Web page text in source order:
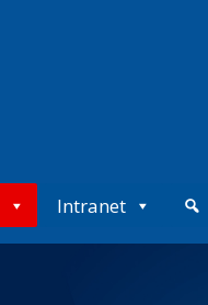
Intranet